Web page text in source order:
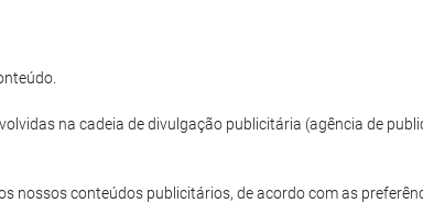
na cadeia de divulgação publicitária (agência de
nossos conteúdos publicitários, de acordo com as